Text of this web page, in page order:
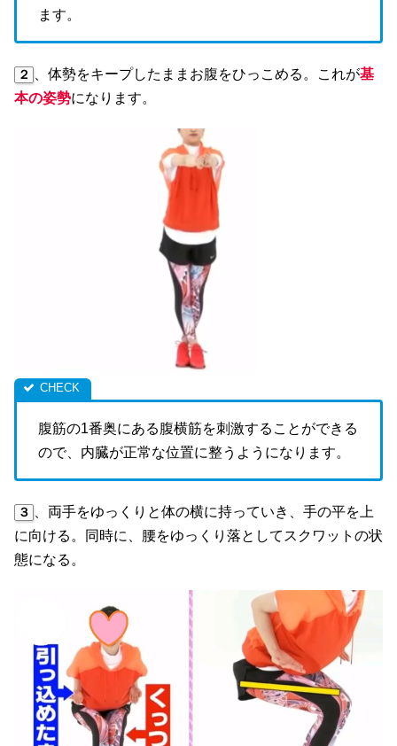
ます。
２ 、体勢をキープしたままお腹をひっこめる。これが基
本の姿勢になります。
腹筋の1番奥にある腹横筋を刺激することができる
ので、内臓が正常な位置に整うようになります。
３ 、両手をゆっくりと体の横に持っていき、手の平を上
に向ける。同時に、腰をゆっくり落としてスクワットの状
態になる。